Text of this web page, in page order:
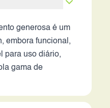
generosa é um
embora funcional,
para uso diário,
gama de